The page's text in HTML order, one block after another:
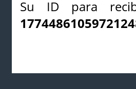
Su ID para